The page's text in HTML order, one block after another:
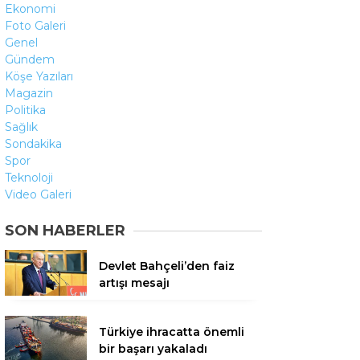
Ekonomi
Foto Galeri
Genel
Gündem
Köşe Yazıları
Magazin
Politika
Sağlık
Sondakika
Spor
Teknoloji
Video Galeri
SON HABERLER
Devlet Bahçeli’den faiz
artışı mesajı
Türkiye ihracatta önemli
bir başarı yakaladı